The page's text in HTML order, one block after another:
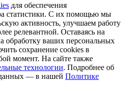
для обеспечения
статистики. С их помощью мы
активность, улучшаем работу
релевантной. Оставаясь на
обработку ваших персональных
сохранение cookies в
момент. На сайте также
технологии. Подробнее об
— в нашей Политике